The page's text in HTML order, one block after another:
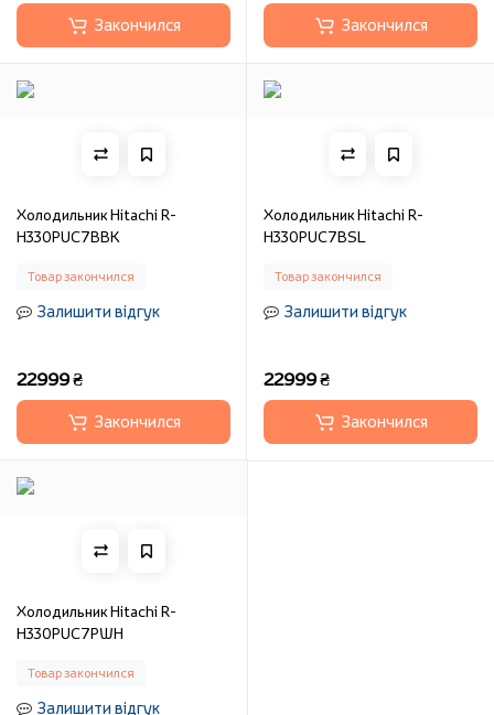
Закончился Закончился
Холодильник Hitachi R-
H330PUC7BBK
Товар закончился
Залишити відгук
22999 ₴
Закончился
Холодильник Hitachi R-
H330PUC7BSL
Товар закончился
Залишити відгук
22999 ₴
Закончился
Холодильник Hitachi R-
H330PUC7PWH
Товар закончился
Залишити відгук